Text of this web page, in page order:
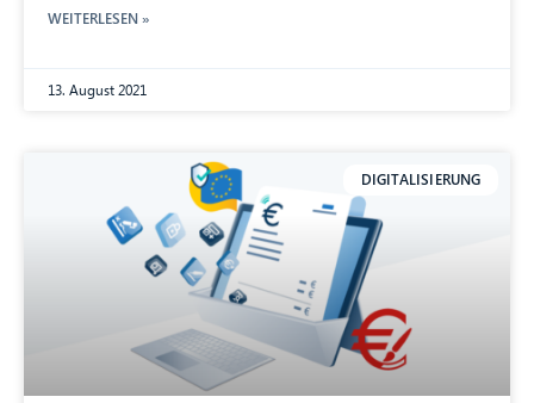
WEITERLESEN »
13. August 2021
DIGITALISIERUNG